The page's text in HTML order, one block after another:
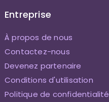
Entreprise
À propos de nous
Contactez-nous
Devenez partenaire
Conditions d'utilisation
Politique de confidentialité